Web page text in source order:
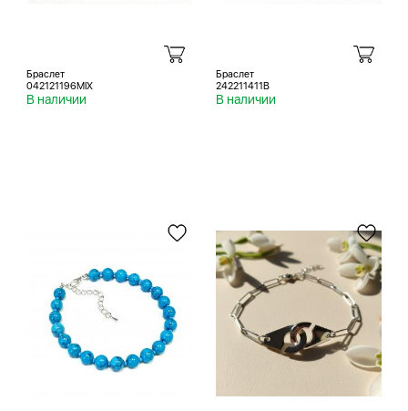
Браслет
042121196MIX
В наличии
Браслет
242211411B
В наличии